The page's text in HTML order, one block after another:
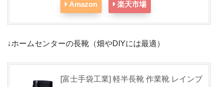
Amazon 楽天市場
↓ホームセンターの長靴（畑やDIYには最適）
[富士手袋工業] 軽半長靴 作業靴 レインブ